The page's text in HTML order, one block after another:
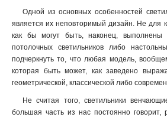
Одной из основных особенностей
является их неповторимый дизайн. Не для
как бы могут быть, наконец,
потолочных светильников либо
подчеркнуть то, что любая модель,
которая быть может, как заведено
геометрической, классической либо
Не считая того, светильники
большая часть из нас постоянно говорит,